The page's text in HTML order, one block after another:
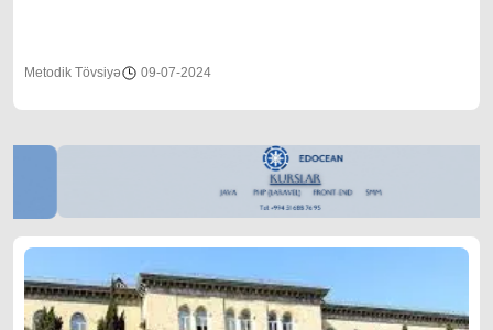
Metodik Tövsiyə 09-07-2024